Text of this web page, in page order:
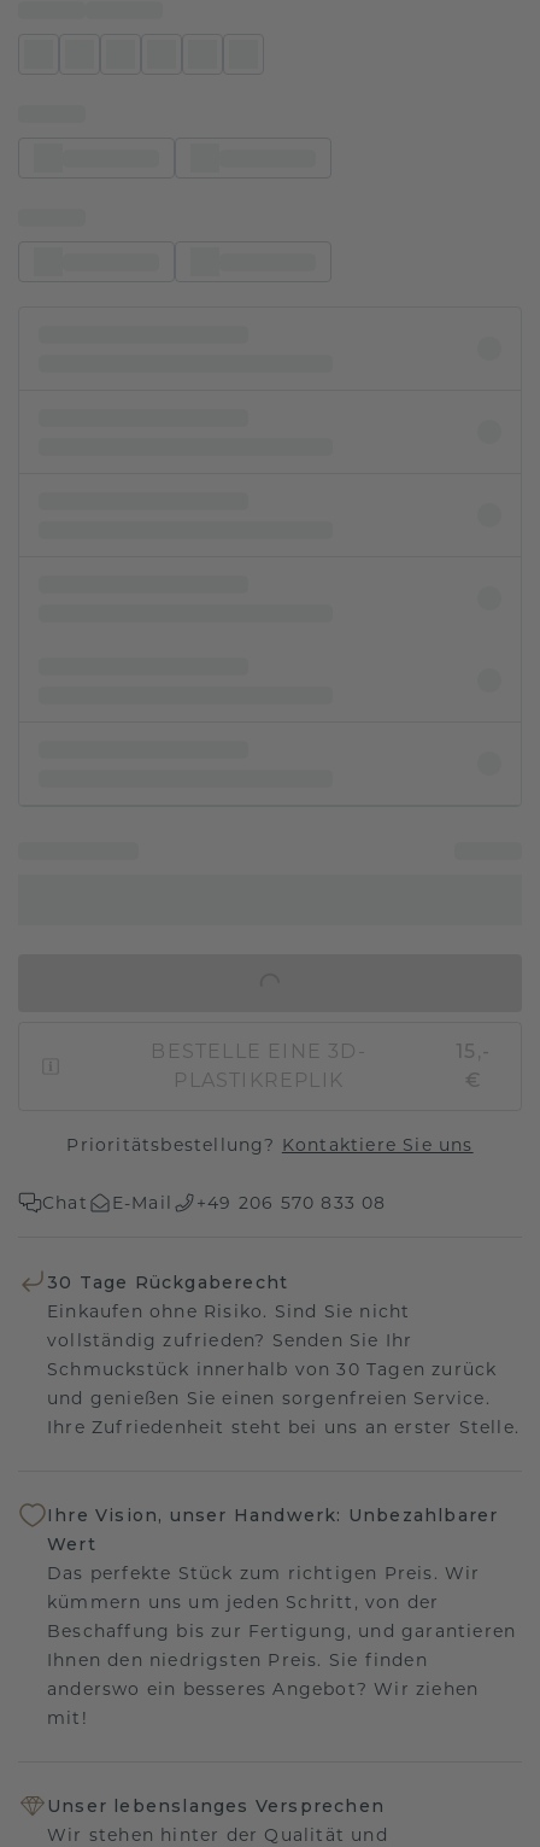
BESTELLE EINE 3D-
PLASTIKREPLIK
15,-
€
Prioritätsbestellung? Kontaktiere Sie uns
Chat E-Mail +49 206 570 833 08
30 Tage Rückgaberecht
Einkaufen ohne Risiko. Sind Sie nicht
vollständig zufrieden? Senden Sie Ihr
Schmuckstück innerhalb von 30 Tagen zurück
und genießen Sie einen sorgenfreien Service.
Ihre Zufriedenheit steht bei uns an erster Stelle.
Ihre Vision, unser Handwerk: Unbezahlbarer
Wert
Das perfekte Stück zum richtigen Preis. Wir
kümmern uns um jeden Schritt, von der
Beschaffung bis zur Fertigung, und garantieren
Ihnen den niedrigsten Preis. Sie finden
anderswo ein besseres Angebot? Wir ziehen
mit!
Unser lebenslanges Versprechen
Wir stehen hinter der Qualität und